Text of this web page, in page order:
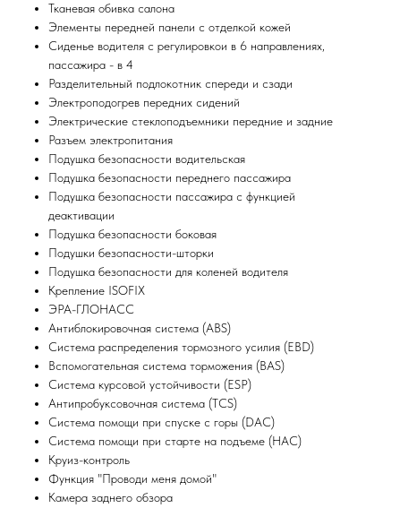
Тканевая обивка салона
Элементы передней панели с отделкой кожей
Сиденье водителя с регулировкои в 6 направлениях,
пассажира - в 4
Разделительный подлокотник спереди и сзади
Электроподогрев передних сидений
Электрические стеклоподъемники передние и задние
Разъем электропитания
Подушка безопасности водительская
Подушка безопасности переднего пассажира
Подушка безопасности пассажира с функцией
деактивации
Подушка безопасности боковая
Подушки безопасности-шторки
Подушка безопасности для коленей водителя
Крепление ISOFIX
ЭРА-ГЛОНАСС
Антиблокировочная система (ABS)
Система распределения тормозного усилия (EBD)
Вспомогательная система торможения (BAS)
Система курсовой устойчивости (ESP)
Антипробуксовочная система (TCS)
Система помощи при спуске с горы (DAC)
Система помощи при старте на подъеме (HAC)
Круиз-контроль
Функция "Проводи меня домой"
Камера заднего обзора